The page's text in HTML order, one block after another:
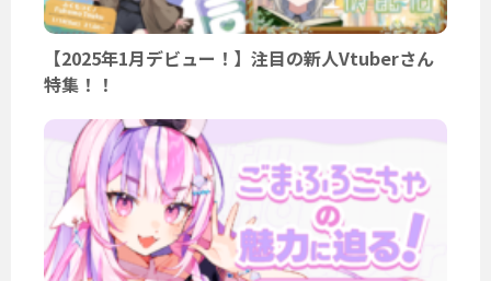
【2025年1月デビュー！】注目の新人Vtuberさん
特集！！